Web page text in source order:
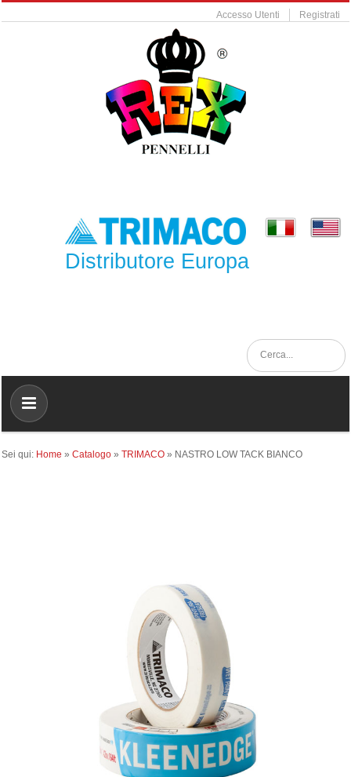
Accesso Utenti Registrati
Distributore Europa
Sei qui: Home » Catalogo » TRIMACO » NASTRO LOW TACK BIANCO